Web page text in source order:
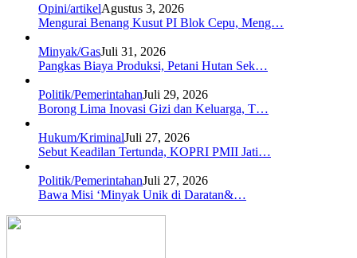
Opini/artikelAgustus 3, 2026
Mengurai Benang Kusut PI Blok Cepu, Meng…
Minyak/GasJuli 31, 2026
Pangkas Biaya Produksi, Petani Hutan Sek…
Politik/PemerintahanJuli 29, 2026
Borong Lima Inovasi Gizi dan Keluarga, T…
Hukum/KriminalJuli 27, 2026
Sebut Keadilan Tertunda, KOPRI PMII Jati…
Politik/PemerintahanJuli 27, 2026
Bawa Misi ‘Minyak Unik di Daratan&…